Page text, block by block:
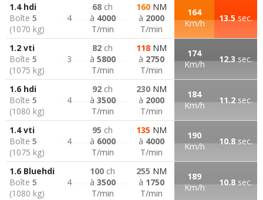
1.4 hdi
Boîte 5
(1070 kg)
4
68 ch
à 4000
T/min
160 NM
à 2000
T/min
164
Km/h
13.5sec.
1.2 vti
Boîte 5
(1075 kg)
3
82 ch
à 5800
T/min
118 NM
à 2750
T/min
174
Km/h
12.3sec.
1.6 hdi
Boîte 5
(1080 kg)
4
92 ch
à 3500
T/min
230 NM
à 2000
T/min
184
Km/h
11.2 sec.
1.4 vti
Boîte 5
(1075 kg)
4
95 ch
à 6000
T/min
135 NM
à 4000
T/min
190
Km/h
10.8 sec.
1.6 Bluehdi
Boîte 5
(1080 kg)
4
100 ch
à 3500
T/min
255 NM
à 1750
T/min
189
Km/h
10.8 sec.